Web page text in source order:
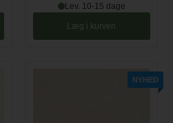
Lev. 10-15 dage
Læg i kurven
NYHED